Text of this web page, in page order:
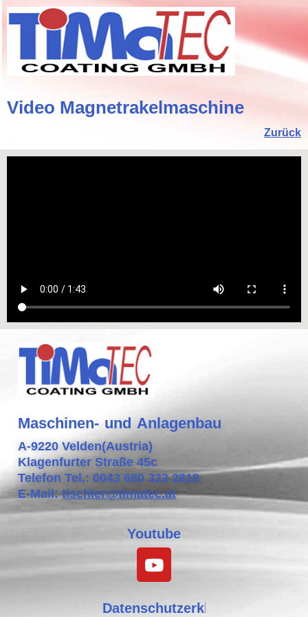
Video Magnetrakelmaschine
Zurück
Maschinen- und Anlagenbau
A-9220 Velden(Austria)
Klagenfurter Straße 45c
Telefon Tel.: 0043 680 333 2818
E-Mail:tischler@timatec.at
Youtube
Datenschutzerklärung